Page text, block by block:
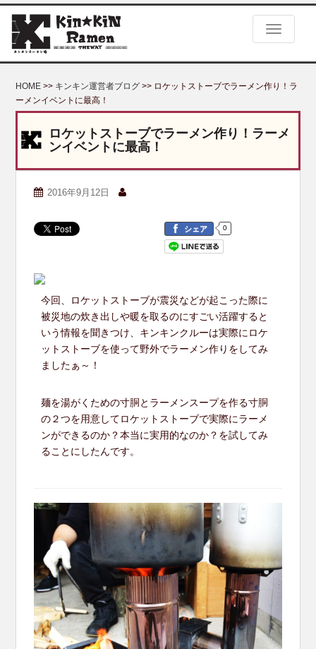
t
HOME>> キンキン運営者ブログ>> ロケットストーブでラーメン作り！ラ
ーメンイベントに最高！
ロケットストーブでラーメン作り！ラーメ
ンイベントに最高！
2016年9月12日
シェア 0
今回、ロケットストーブが震災などが起こった際に
被災地の炊き出しや暖を取るのにすごい活躍すると
いう情報を聞きつけ、キンキンクルーは実際にロケ
ットストーブを使って野外でラーメン作りをしてみ
ましたぁ～！
麺を湯がくための寸胴とラーメンスープを作る寸胴
の２つを用意してロケットストーブで実際にラーメ
ンができるのか？本当に実用的なのか？を試してみ
ることにしたんです。